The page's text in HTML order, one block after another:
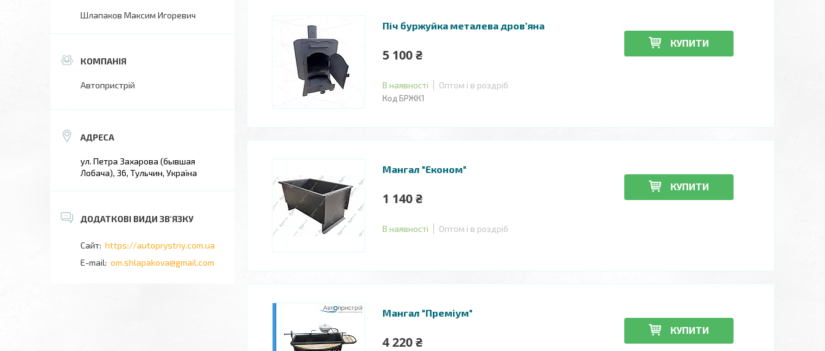
КУПИТИ
Піч буржуйка металева дров’яна
5 100 ₴
В наявності Оптом і в роздріб
БРЖК1
КУПИТИ
Мангал "Економ"
1 140 ₴
В наявності Оптом і в роздріб
КУПИТИ
Мангал "Преміум"
4 220 ₴
Шлапаков Максим Игоревич
Автопристрій
ул. Петра Захарова (бывшая
Лобача), 36, Тульчин, Україна
https://autoprystriy.com.ua
om.shlapakova@gmail.com